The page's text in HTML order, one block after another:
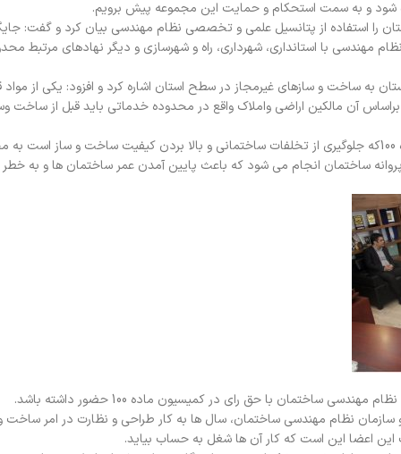
را استفاده از پتانسیل علمی و تخصصی نظام مهندسی بیان کرد و گفت:
مهندسی با استانداری، شهرداری، راه و شهرسازی و دیگر نهادهای مرتبط
به «ماده ۱۰۰» است که براساس آن مالکین اراضی واملاک واقع در محدوده خدماتی باید قبل از
وی ادامه داد: فلسفه وجودی کمیسیون ماده 100که جلوگیری از تخلفات ساختمانی و بالا بردن کیفیت
ساختمان انجام می شود که باعث پایین آمدن عمر ساختمان ها و به
ساختمان با حق رای در کمیسیون ماده 100 حضور داشته باشد.
نظام مهندسی ساختمان، سال ها به کار طراحی و نظارت در امر ساخت و
اعضا این است که کار آن ها شغل به حساب بیاید.